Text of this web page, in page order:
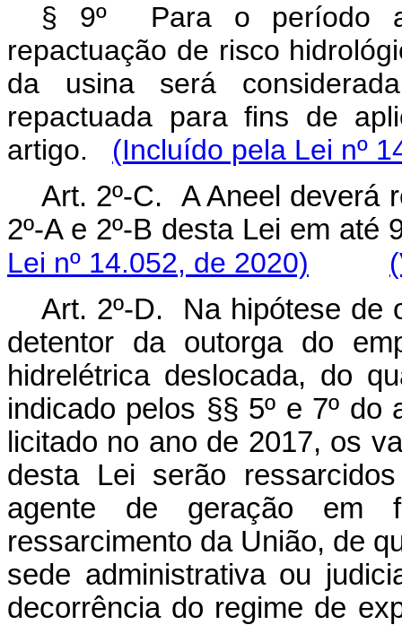
§ 9º Para o período
repactuação de risco
da usina será
repactuada para fins de
artigo. (Incluído pela Lei nº
Art. 2º-C. A Aneel deverá
2º-A e 2º-B desta Lei em
Lei nº 14.052, de 2020)
Art. 2º-D. Na hipótese de
detentor da outorga do
hidrelétrica deslocada, do
indicado pelos §§ 5º e 7º
licitado no ano de 2017, os
desta Lei serão
agente de geração em
ressarcimento da União, de
sede administrativa ou
decorrência do regime de